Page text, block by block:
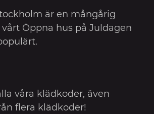
är en mångårig
Öppna hus på Juldagen
våra klädkoder, även
flera klädkoder!